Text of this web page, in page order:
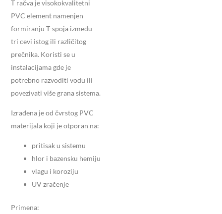
T račva je visokokvalitetni
PVC element namenjen
formiranju T-spoja između
tri cevi istog ili različitog
prečnika. Koristi se u
instalacijama gde je
potrebno razvoditi vodu ili
povezivati više grana sistema.
Izrađena je od čvrstog PVC
materijala koji je otporan na:
pritisak u sistemu
hlor i bazensku hemiju
vlagu i koroziju
UV zračenje
Primena: